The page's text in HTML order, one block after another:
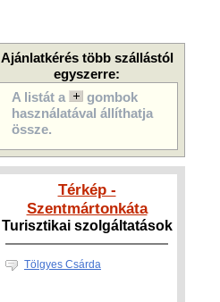
Ajánlatkérés több szállástól
egyszerre:
A listát a
gombok
használatával állíthatja
össze.
Térkép -
Szentmártonkáta
Turisztikai szolgáltatások
Tölgyes Csárda